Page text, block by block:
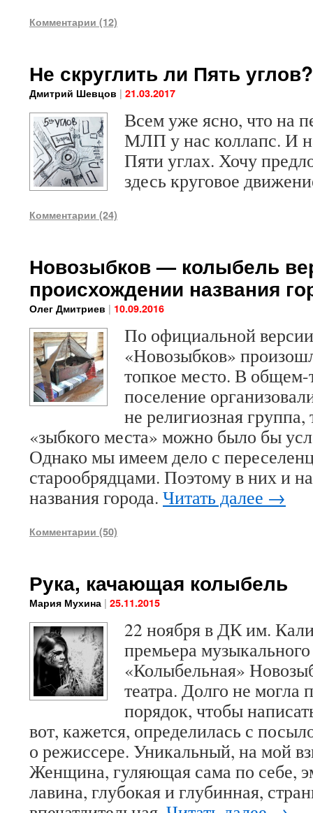
Комментарии (12)
Не скруглить ли Пять углов?
Дмитрий Шевцов | 21.03.2017
Всем уже ясно, что на
МЛП у нас коллапс. И
Пяти углах. Хочу
здесь круговое
Комментарии (24)
Новозыбков — колыбель
происхождении названия
Олег Дмитриев | 10.09.2016
По официальной
«Новозыбков»
топкое место. В
поселение
не религиозная группа,
«зыбкого места» можно было бы
Однако мы имеем дело с
старообрядцами. Поэтому в них и
названия города. Читать далее →
Комментарии (50)
Рука, качающая колыбель
Мария Мухина | 25.11.2015
22 ноября в ДК им.
премьера
«Колыбельная»
театра. Долго не могла
порядок, чтобы
вот, кажется, определилась с
о режиссере. Уникальный, на мой
Женщина, гуляющая сама по себе,
лавина, глубокая и глубинная,